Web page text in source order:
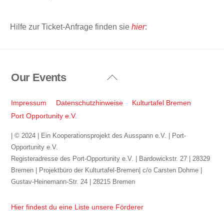
Hilfe zur Ticket-Anfrage finden sie hier:
Back
Top
Our Events
Impressum Datenschutzhinweise
Kulturtafel Bremen
Port Opportunity e.V.
| © 2024 | Ein Kooperationsprojekt des Ausspann e.V. | Port-
Opportunity e.V.
Registeradresse des Port-Opportunity e.V. | Bardowickstr. 27 | 28329
Bremen | Projektbüro der Kulturtafel-Bremen| c/o Carsten Dohme |
Gustav-Heinemann-Str. 24 | 28215 Bremen
Hier findest du eine Liste unsere Förderer